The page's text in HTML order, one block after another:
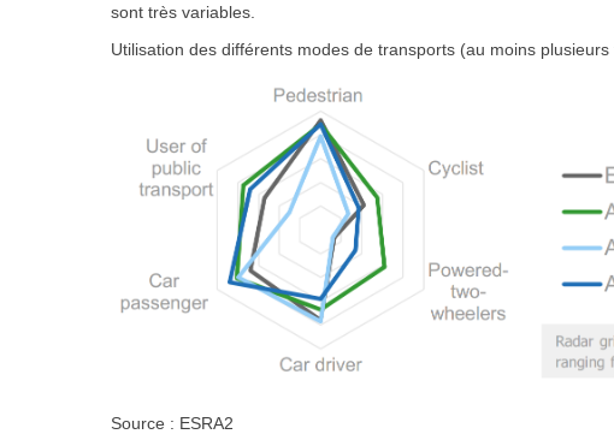
sont très variables.
Utilisation des différents modes de transports (au moins
Source : ESRA2